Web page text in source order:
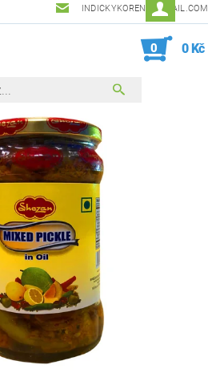
INDICKYKORENI@GMAIL.COM
0 0 Kč